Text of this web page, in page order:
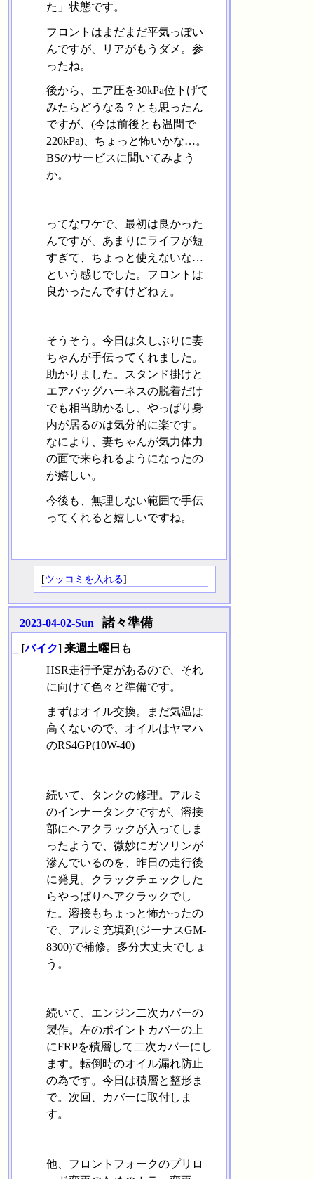
た」状態です。
フロントはまだまだ平気っぽい
んですが、リアがもうダメ。参
ったね。
後から、エア圧を30kPa位下げて
みたらどうなる？とも思ったん
ですが、(今は前後とも温間で
220kPa)、ちょっと怖いかな…。
BSのサービスに聞いてみよう
か。
ってなワケで、最初は良かった
んですが、あまりにライフが短
すぎて、ちょっと使えないな…
という感じでした。フロントは
良かったんですけどねぇ。
そうそう。今日は久しぶりに妻
ちゃんが手伝ってくれました。
助かりました。スタンド掛けと
エアバッグハーネスの脱着だけ
でも相当助かるし、やっぱり身
内が居るのは気分的に楽です。
なにより、妻ちゃんが気力体力
の面で来られるようになったの
が嬉しい。
今後も、無理しない範囲で手伝
ってくれると嬉しいですね。
[ツッコミを入れる]
2023-04-02-Sun 諸々準備
[バイク] 来週土曜日も
HSR走行予定があるので、それ
に向けて色々と準備です。
まずはオイル交換。まだ気温は
高くないので、オイルはヤマハ
のRS4GP(10W-40)
続いて、タンクの修理。アルミ
のインナータンクですが、溶接
部にヘアクラックが入ってしま
ったようで、微妙にガソリンが
滲んでいるのを、昨日の走行後
に発見。クラックチェックした
らやっぱりヘアクラックでし
た。溶接もちょっと怖かったの
で、アルミ充填剤(ジーナスGM-
8300)で補修。多分大丈夫でしょ
う。
続いて、エンジン二次カバーの
製作。左のポイントカバーの上
にFRPを積層して二次カバーにし
ます。転倒時のオイル漏れ防止
の為です。今日は積層と整形ま
で。次回、カバーに取付しま
す。
他、フロントフォークのプリロ